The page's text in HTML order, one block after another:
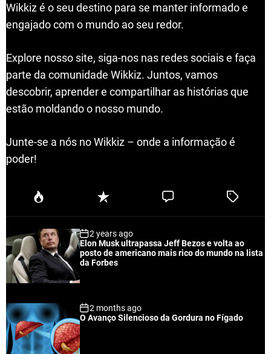
Wikkiz é o seu destino para se manter informado e
engajado com o mundo ao seu redor.
Explore nosso site, siga-nos nas redes sociais e faça
parte da comunidade Wikkiz. Juntos, vamos
descobrir, aprender e compartilhar as histórias que
estão moldando o nosso mundo.
Junte-se a nós no Wikkiz – onde a informação é
poder!
P
u
a
r
R
e
n
t
C
e
T
e
2 years ago
Elon Musk ultrapassa Jeff Bezos e volta ao
posto de americano mais rico do mundo na lista
da Forbes
2 months ago
O Avanço Silencioso da Gordura no Fígado